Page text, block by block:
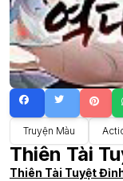
Truyện Màu
Thiên Tài
Thiên Tài Tuyệt